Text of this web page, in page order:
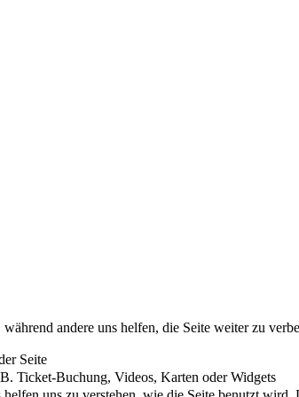
andere uns helfen, die Seite weiter zu
Seite
Ticket-Buchung, Videos, Karten oder Widgets